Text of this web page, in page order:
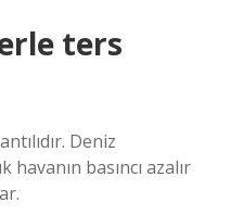
ters
Deniz
basıncı azalır